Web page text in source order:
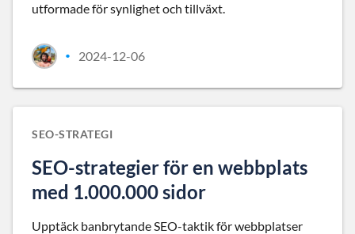
utformade för synlighet och tillväxt.
• 2024-12-06
SEO-STRATEGI
SEO-strategier för en webbplats
med 1.000.000 sidor
Upptäck banbrytande SEO-taktik för webbplatser